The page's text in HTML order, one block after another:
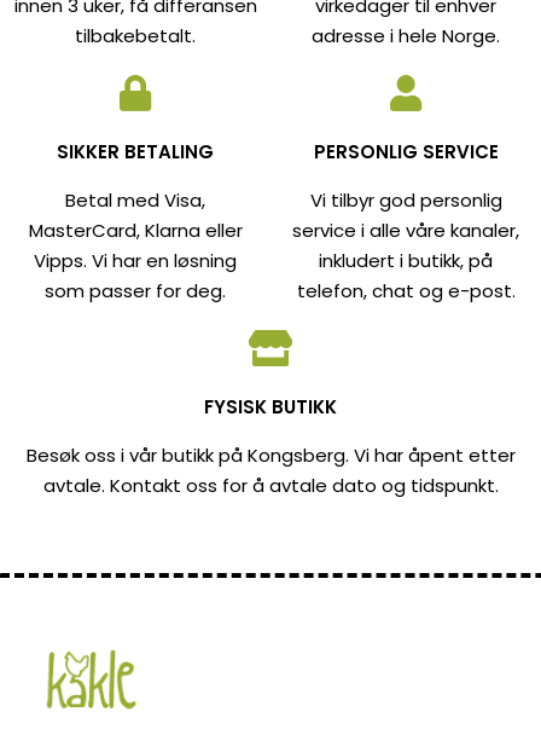
innen 3 uker, få differansen
tilbakebetalt.
virkedager til enhver
adresse i hele Norge.
SIKKER BETALING
Betal med Visa,
MasterCard, Klarna eller
Vipps. Vi har en løsning
som passer for deg.
PERSONLIG SERVICE
Vi tilbyr god personlig
service i alle våre kanaler,
inkludert i butikk, på
telefon, chat og e-post.
FYSISK BUTIKK
Besøk oss i vår butikk på Kongsberg. Vi har åpent etter
avtale. Kontakt oss for å avtale dato og tidspunkt.